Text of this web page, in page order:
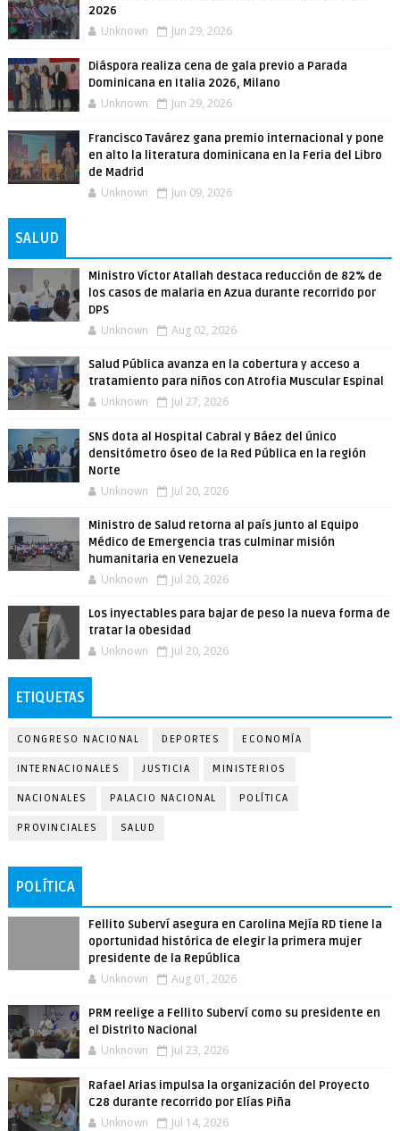
2026
Unknown Jun 29, 2026
Diáspora realiza cena de gala previo a Parada
Dominicana en Italia 2026, Milano
Unknown Jun 29, 2026
Francisco Tavárez gana premio internacional y pone
en alto la literatura dominicana en la Feria del Libro
de Madrid
Unknown Jun 09, 2026
SALUD
Ministro Víctor Atallah destaca reducción de 82% de
los casos de malaria en Azua durante recorrido por
DPS
Unknown Aug 02, 2026
Salud Pública avanza en la cobertura y acceso a
tratamiento para niños con Atrofia Muscular Espinal
Unknown Jul 27, 2026
SNS dota al Hospital Cabral y Báez del único
densitómetro óseo de la Red Pública en la región
Norte
Unknown Jul 20, 2026
Ministro de Salud retorna al país junto al Equipo
Médico de Emergencia tras culminar misión
humanitaria en Venezuela
Unknown Jul 20, 2026
Los inyectables para bajar de peso la nueva forma de
tratar la obesidad
Unknown Jul 20, 2026
ETIQUETAS
CONGRESO NACIONAL DEPORTES ECONOMÍA
INTERNACIONALES JUSTICIA MINISTERIOS
NACIONALES PALACIO NACIONAL POLÍTICA
PROVINCIALES SALUD
POLÍTICA
Fellito Suberví asegura en Carolina Mejía RD tiene la
oportunidad histórica de elegir la primera mujer
presidente de la República
Unknown Aug 01, 2026
PRM reelige a Fellito Suberví como su presidente en
el Distrito Nacional
Unknown Jul 23, 2026
Rafael Arias impulsa la organización del Proyecto
C28 durante recorrido por Elías Piña
Unknown Jul 14, 2026